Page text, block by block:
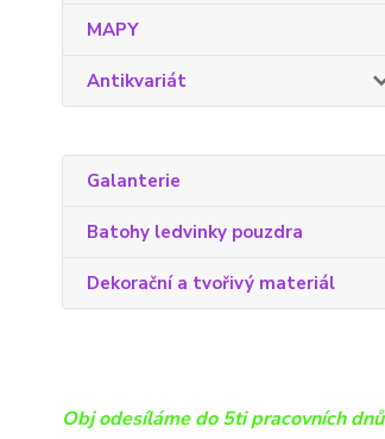
MAPY
Antikvariát
Galanterie
Batohy ledvinky pouzdra
Dekorační a tvořivý materiál
Obj odesíláme do 5ti pracovních dnů